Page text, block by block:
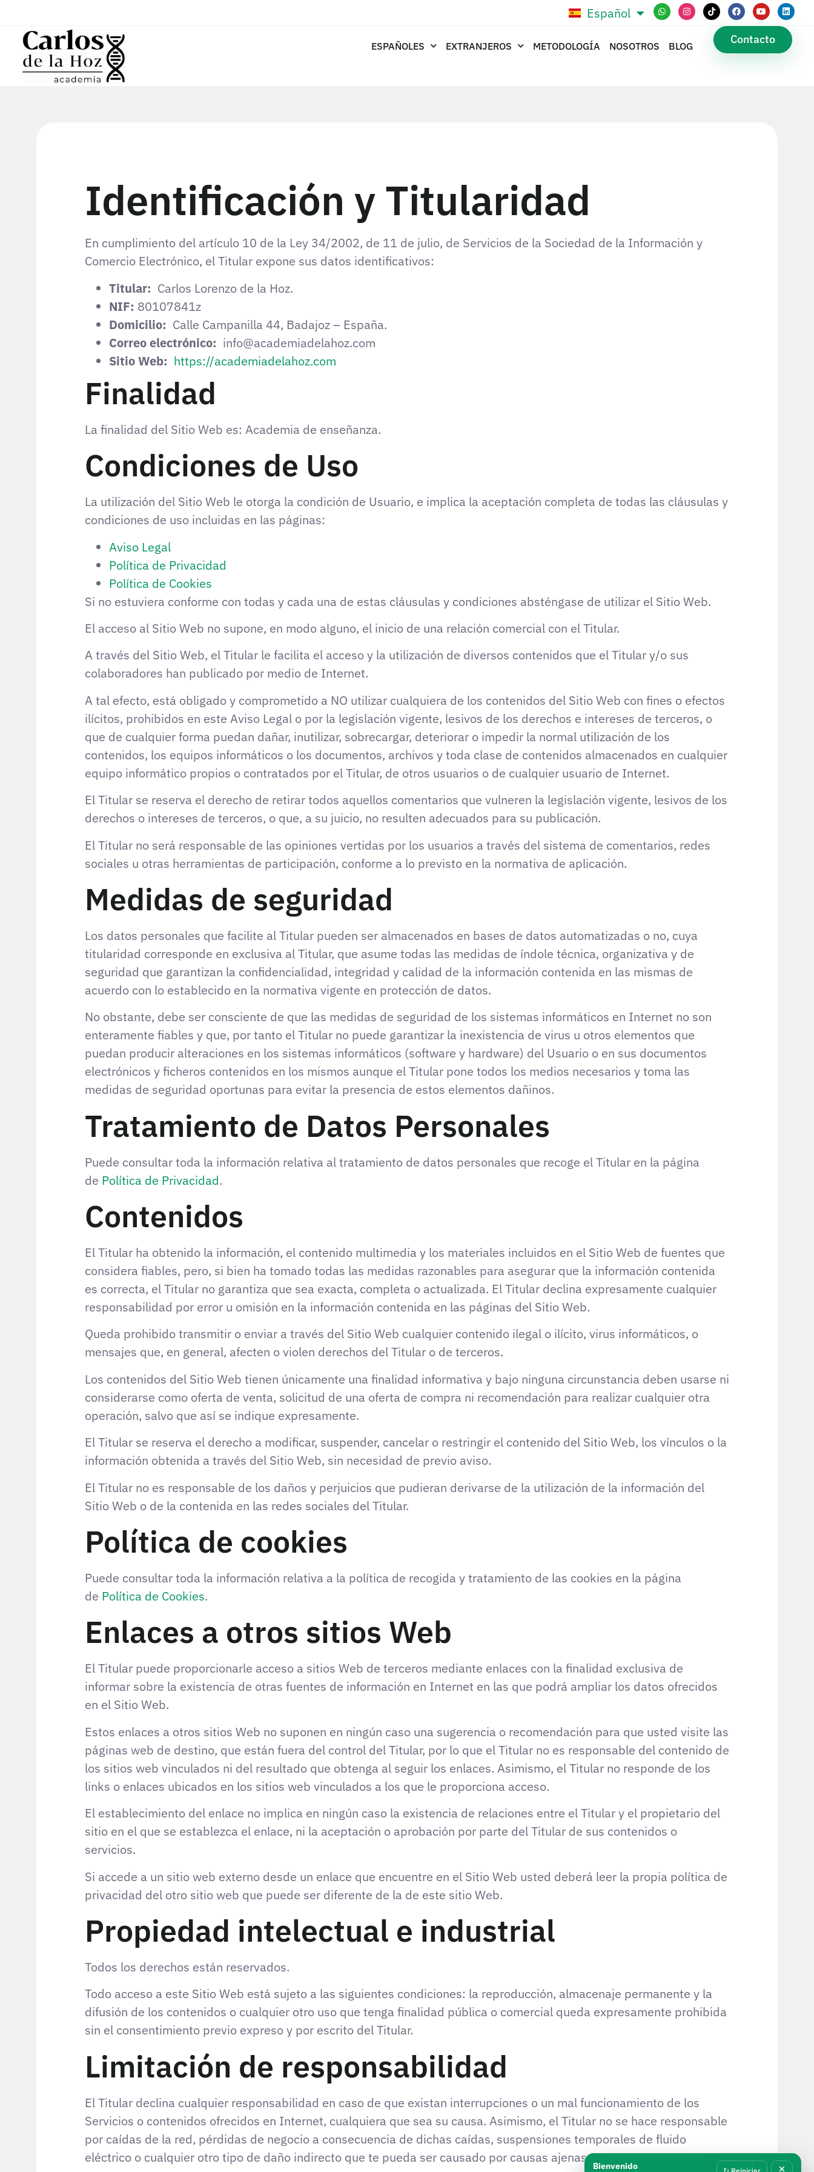
Español
Português
ESPAÑOLES EXTRANJEROS METODOLOGÍA NOSOTROS BLOG Contacto
Identificación y Titularidad
En cumplimiento del artículo 10 de la Ley 34/2002, de 11 de julio, de Servicios de la Sociedad de la Información y
Comercio Electrónico, el Titular expone sus datos identificativos:
Titular: Carlos Lorenzo de la Hoz.
NIF: 80107841z
Domicilio: Calle Campanilla 44, Badajoz – España.
Correo electrónico: info@academiadelahoz.com
Sitio Web: https://academiadelahoz.com
Finalidad
La finalidad del Sitio Web es: Academia de enseñanza.
Condiciones de Uso
La utilización del Sitio Web le otorga la condición de Usuario, e implica la aceptación completa de todas las cláusulas y
condiciones de uso incluidas en las páginas:
Aviso Legal
Política de Privacidad
Política de Cookies
Si no estuviera conforme con todas y cada una de estas cláusulas y condiciones absténgase de utilizar el Sitio Web.
El acceso al Sitio Web no supone, en modo alguno, el inicio de una relación comercial con el Titular.
A través del Sitio Web, el Titular le facilita el acceso y la utilización de diversos contenidos que el Titular y/o sus
colaboradores han publicado por medio de Internet.
A tal efecto, está obligado y comprometido a NO utilizar cualquiera de los contenidos del Sitio Web con fines o efectos
ilícitos, prohibidos en este Aviso Legal o por la legislación vigente, lesivos de los derechos e intereses de terceros, o
que de cualquier forma puedan dañar, inutilizar, sobrecargar, deteriorar o impedir la normal utilización de los
contenidos, los equipos informáticos o los documentos, archivos y toda clase de contenidos almacenados en cualquier
equipo informático propios o contratados por el Titular, de otros usuarios o de cualquier usuario de Internet.
El Titular se reserva el derecho de retirar todos aquellos comentarios que vulneren la legislación vigente, lesivos de los
derechos o intereses de terceros, o que, a su juicio, no resulten adecuados para su publicación.
El Titular no será responsable de las opiniones vertidas por los usuarios a través del sistema de comentarios, redes
sociales u otras herramientas de participación, conforme a lo previsto en la normativa de aplicación.
Medidas de seguridad
Los datos personales que facilite al Titular pueden ser almacenados en bases de datos automatizadas o no, cuya
titularidad corresponde en exclusiva al Titular, que asume todas las medidas de índole técnica, organizativa y de
seguridad que garantizan la confidencialidad, integridad y calidad de la información contenida en las mismas de
acuerdo con lo establecido en la normativa vigente en protección de datos.
No obstante, debe ser consciente de que las medidas de seguridad de los sistemas informáticos en Internet no son
enteramente fiables y que, por tanto el Titular no puede garantizar la inexistencia de virus u otros elementos que
puedan producir alteraciones en los sistemas informáticos (software y hardware) del Usuario o en sus documentos
electrónicos y ficheros contenidos en los mismos aunque el Titular pone todos los medios necesarios y toma las
medidas de seguridad oportunas para evitar la presencia de estos elementos dañinos.
Tratamiento de Datos Personales
Puede consultar toda la información relativa al tratamiento de datos personales que recoge el Titular en la página
de Política de Privacidad.
Contenidos
El Titular ha obtenido la información, el contenido multimedia y los materiales incluidos en el Sitio Web de fuentes que
considera fiables, pero, si bien ha tomado todas las medidas razonables para asegurar que la información contenida
es correcta, el Titular no garantiza que sea exacta, completa o actualizada. El Titular declina expresamente cualquier
responsabilidad por error u omisión en la información contenida en las páginas del Sitio Web.
Queda prohibido transmitir o enviar a través del Sitio Web cualquier contenido ilegal o ilícito, virus informáticos, o
mensajes que, en general, afecten o violen derechos del Titular o de terceros.
Los contenidos del Sitio Web tienen únicamente una finalidad informativa y bajo ninguna circunstancia deben usarse ni
considerarse como oferta de venta, solicitud de una oferta de compra ni recomendación para realizar cualquier otra
operación, salvo que así se indique expresamente.
El Titular se reserva el derecho a modificar, suspender, cancelar o restringir el contenido del Sitio Web, los vínculos o la
información obtenida a través del Sitio Web, sin necesidad de previo aviso.
El Titular no es responsable de los daños y perjuicios que pudieran derivarse de la utilización de la información del
Sitio Web o de la contenida en las redes sociales del Titular.
Política de cookies
Puede consultar toda la información relativa a la política de recogida y tratamiento de las cookies en la página
de Política de Cookies.
Enlaces a otros sitios Web
El Titular puede proporcionarle acceso a sitios Web de terceros mediante enlaces con la finalidad exclusiva de
informar sobre la existencia de otras fuentes de información en Internet en las que podrá ampliar los datos ofrecidos
en el Sitio Web.
Estos enlaces a otros sitios Web no suponen en ningún caso una sugerencia o recomendación para que usted visite las
páginas web de destino, que están fuera del control del Titular, por lo que el Titular no es responsable del contenido de
los sitios web vinculados ni del resultado que obtenga al seguir los enlaces. Asimismo, el Titular no responde de los
links o enlaces ubicados en los sitios web vinculados a los que le proporciona acceso.
El establecimiento del enlace no implica en ningún caso la existencia de relaciones entre el Titular y el propietario del
sitio en el que se establezca el enlace, ni la aceptación o aprobación por parte del Titular de sus contenidos o
servicios.
Si accede a un sitio web externo desde un enlace que encuentre en el Sitio Web usted deberá leer la propia política de
privacidad del otro sitio web que puede ser diferente de la de este sitio Web.
Propiedad intelectual e industrial
Todos los derechos están reservados.
Todo acceso a este Sitio Web está sujeto a las siguientes condiciones: la reproducción, almacenaje permanente y la
difusión de los contenidos o cualquier otro uso que tenga finalidad pública o comercial queda expresamente prohibida
sin el consentimiento previo expreso y por escrito del Titular.
Limitación de responsabilidad
El Titular declina cualquier responsabilidad en caso de que existan interrupciones o un mal funcionamiento de los
Servicios o contenidos ofrecidos en Internet, cualquiera que sea su causa. Asimismo, el Titular no se hace responsable
por caídas de la red, pérdidas de negocio a consecuencia de dichas caídas, suspensiones temporales de fluido
eléctrico o cualquier otro tipo de daño indirecto que te pueda ser causado por causas ajenas a el Titular.
Bienvenido ↻ Reiniciar